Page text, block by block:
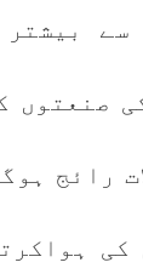
سے
صنعتوں
رائج
کی